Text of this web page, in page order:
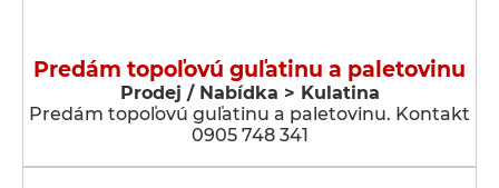
Predám topoľovú guľatinu a paletovinu
Prodej / Nabídka > Kulatina
Predám topoľovú guľatinu a paletovinu. Kontakt
0905 748 341